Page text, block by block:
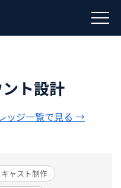
ト設計
ッジ一覧で見る →
ャスト制作